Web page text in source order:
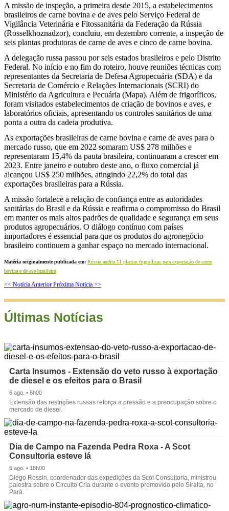
A missão de inspeção, a primeira desde 2015, a estabelecimentos
brasileiros de carne bovina e de aves pelo Serviço Federal de
Vigilância Veterinária e Fitossanitária da Federação da Rússia
(Rosselkhoznadzor), concluiu, em dezembro corrente, a inspeção de
seis plantas produtoras de carne de aves e cinco de carne bovina.
A delegação russa passou por seis estados brasileiros e pelo Distrito
Federal. No início e no fim do roteiro, houve reuniões técnicas com
representantes da Secretaria de Defesa Agropecuária (SDA) e da
Secretaria de Comércio e Relações Internacionais (SCRI) do
Ministério da Agricultura e Pecuária (Mapa). Além de frigoríficos,
foram visitados estabelecimentos de criação de bovinos e aves, e
laboratórios oficiais, apresentando os controles sanitários de uma
ponta a outra da cadeia produtiva.
As exportações brasileiras de carne bovina e carne de aves para o
mercado russo, que em 2022 somaram US$ 278 milhões e
representaram 15,4% da pauta brasileira, continuaram a crescer em
2023. Entre janeiro e outubro deste ano, o fluxo comercial já
alcançou US$ 250 milhões, atingindo 22,2% do total das
exportações brasileiras para a Rússia.
A missão fortalece a relação de confiança entre as autoridades
sanitárias do Brasil e da Rússia e reafirma o compromisso do Brasil
em manter os mais altos padrões de qualidade e segurança em seus
produtos agropecuários. O diálogo contínuo com países
importadores é essencial para que os produtos do agronegócio
brasileiro continuem a ganhar espaço no mercado internacional.
Matéria originalmente publicada em: Rússia audita 11 plantas frigoríficas para exportação de carne
bovina e de ave brasileira
<< Notícia Anterior Próxima Notícia >>
Últimas Notícias
Carta Insumos - Extensão do veto russo à exportação
de diesel e os efeitos para o Brasil
6 ago. • 6h00
Extensão das restrições russas reforça a pressão e a preocupação sobre o
mercado de diesel.
Dia de Campo na Fazenda Pedra Roxa - A Scot
Consultoria esteve lá
5 ago. • 18h00
Diego Rossin, coordenador das expedições da Scot Consultoria, ministrou
palestra sobre o Circuito Cria durante o evento promovido pelo Siralta, no
Pará.